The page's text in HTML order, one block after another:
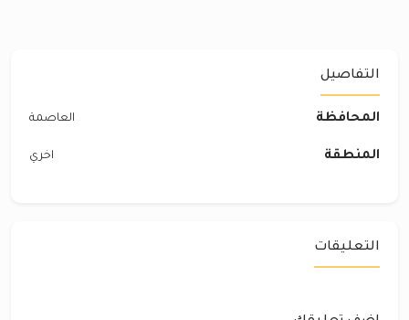
التفاصيل
المحافظة العاصمة
المنطقة اخري
التعليقات